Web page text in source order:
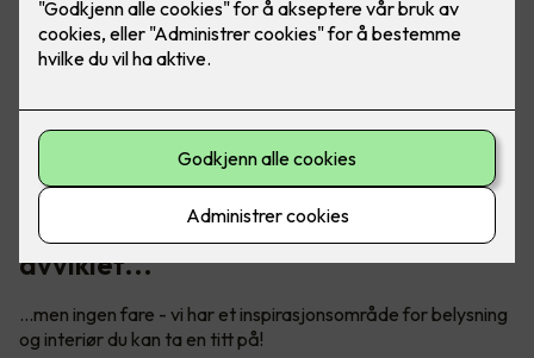
Vårt digitale showroom er dessverre
avviklet...
...men ingen fare - vi har et inspirasjonsområde for belysning
og interiør du kan ta en titt på!